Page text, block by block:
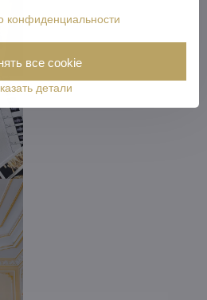
конфиденциальности
детали
все cookie